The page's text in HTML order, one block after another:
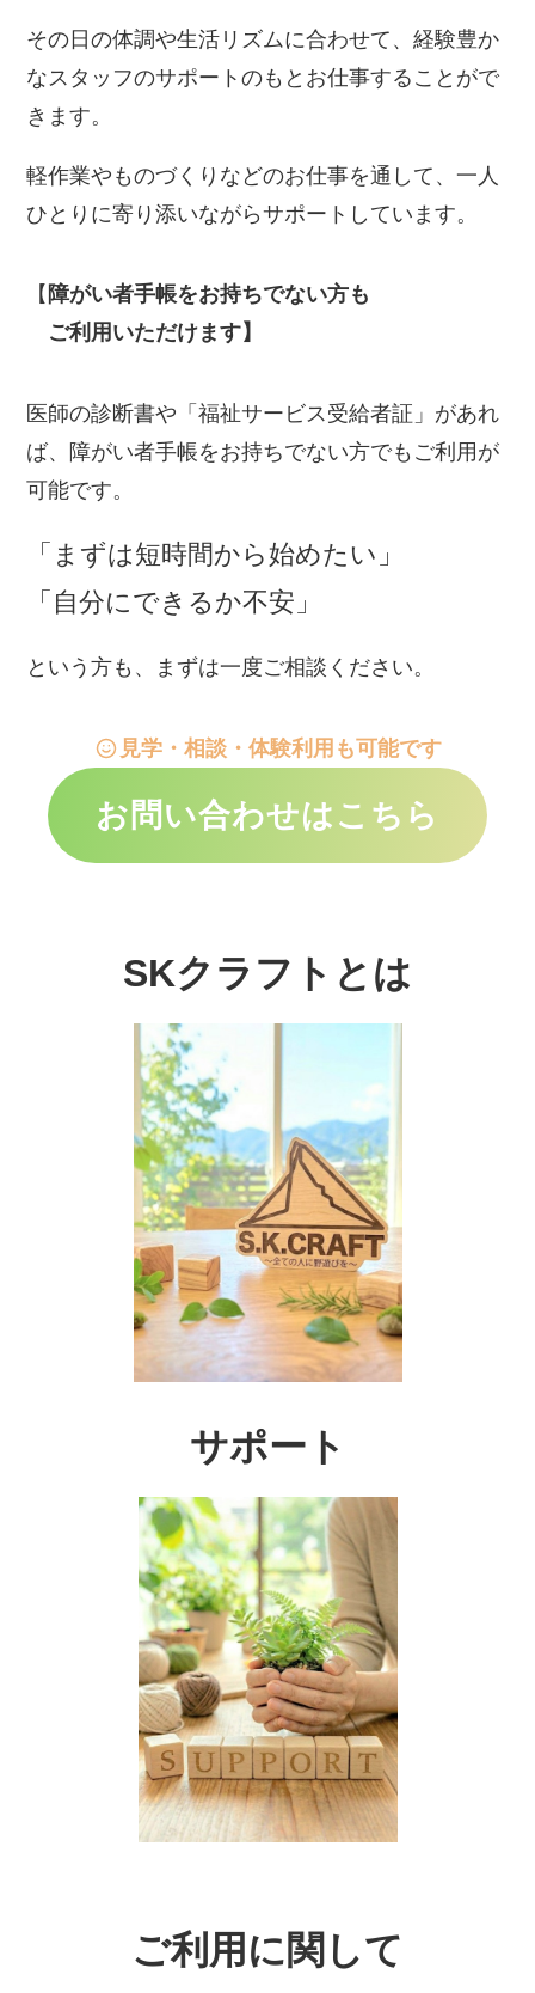
その日の体調や生活リズムに合わせて、経験豊か
なスタッフのサポートのもとお仕事することがで
きます。
軽作業やものづくりなどのお仕事を通して、一人
ひとりに寄り添いながらサポートしています。
【 障がい者手帳をお持ちでない方も
ご利用いただけます】
医師の診断書や「福祉サービス受給者証」があれ
ば、障がい者手帳をお持ちでない方でもご利用が
可能です。
「まずは短時間から始めたい」
「自分にできるか不安」
という方も、まずは一度ご相談ください。
見学・相談・体験利用も可能です
お問い合わせはこちら
SKクラフトとは
サポート
ご利用に関して